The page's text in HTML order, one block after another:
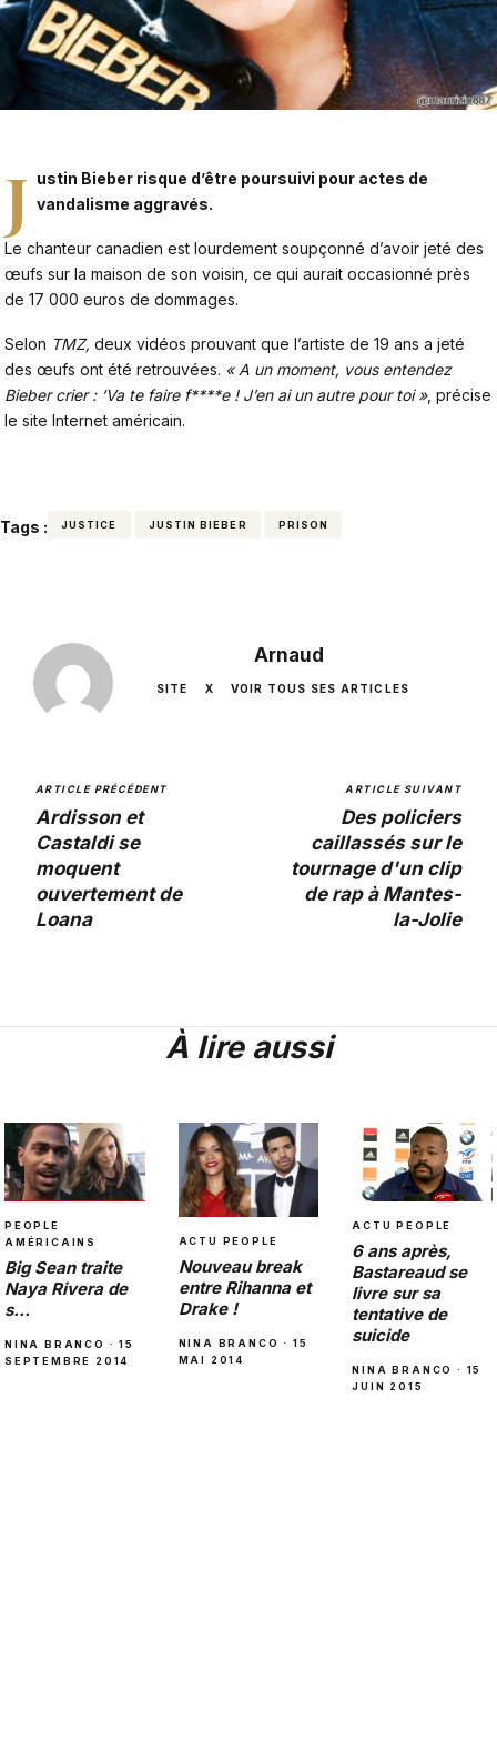
J ustin Bieber risque d’être poursuivi pour actes de
vandalisme aggravés.
Le chanteur canadien est lourdement soupçonné d’avoir jeté des
œufs sur la maison de son voisin, ce qui aurait occasionné près
de 17 000 euros de dommages.
Selon TMZ, deux vidéos prouvant que l’artiste de 19 ans a jeté
des œufs ont été retrouvées. « A un moment, vous entendez
Bieber crier : ‘Va te faire f****e ! J’en ai un autre pour toi », précise
le site Internet américain.
Tags : JUSTICE JUSTIN BIEBER PRISON
Arnaud
SITE X VOIR TOUS SES ARTICLES
ARTICLE PRÉCÉDENT
Ardisson et
Castaldi se
moquent
ouvertement de
Loana
ARTICLE SUIVANT
Des policiers
caillassés sur le
tournage d'un clip
de rap à Mantes-
la-Jolie
À lire aussi
PEOPLE
AMÉRICAINS
Big Sean traite
Naya Rivera de
s…
NINA BRANCO · 15
SEPTEMBRE 2014
ACTU PEOPLE
Nouveau break
entre Rihanna et
Drake !
NINA BRANCO · 15
MAI 2014
ACTU PEOPLE
6 ans après,
Bastareaud se
livre sur sa
tentative de
suicide
NINA BRANCO · 15
JUIN 2015